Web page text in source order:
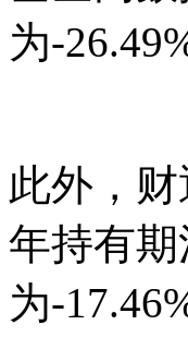
为-
此外，
年持有
为-